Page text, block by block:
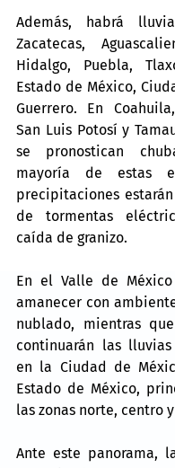
Además, habrá
Zacatecas,
Hidalgo, Puebla,
Estado de México,
Guerrero. En
San Luis Potosí y
se pronostican
mayoría de estas
precipitaciones
de tormentas
caída de granizo.
En el Valle de
amanecer con
nublado, mientras
continuarán las
en la Ciudad de
Estado de México,
las zonas norte, centro
Ante este panorama,